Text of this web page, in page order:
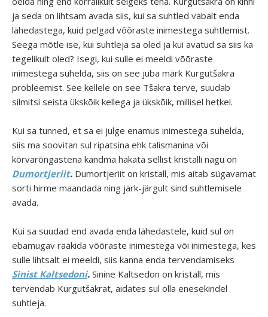
ja seda on lihtsam avada siis, kui sa suhtled vabalt enda
lähedastega, kuid pelgad võõraste inimestega suhtlemist.
Seega mõtle ise, kui suhtleja sa oled ja kui avatud sa siis ka
tegelikult oled? Isegi, kui sulle ei meeldi võõraste
inimestega suhelda, siis on see juba märk Kurgutšakra
probleemist. See kellele on see Tšakra terve, suudab
silmitsi seista ükskõik kellega ja ükskõik, millisel hetkel.
Kui sa tunned, et sa ei julge enamus inimestega suhelda,
siis ma soovitan sul ripatsina ehk talismanina või
kõrvarõngastena kandma hakata sellist kristalli nagu on
Dumortjeriit. Dumortjeriit on kristall, mis aitab sügavamat
sorti hirme maandada ning järk-järgult sind suhtlemisele
avada.
Kui sa suudad end avada enda lähedastele, kuid sul on
ebamugav rääkida võõraste inimestega või inimestega, kes
sulle lihtsalt ei meeldi, siis kanna enda tervendamiseks
Sinist Kaltsedoni. Sinine Kaltsedon on kristall, mis
tervendab Kurgutšakrat, aidates sul olla enesekindel
suhtleja.